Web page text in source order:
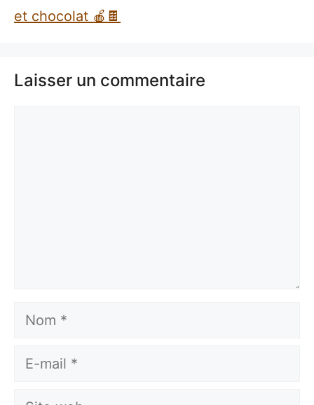
et chocolat 🍎🍫
Laisser un commentaire
Nom
E-
Site